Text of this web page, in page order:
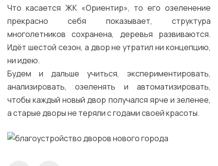
Что касается ЖК «Ориентир», то его озеленение
прекрасно себя показывает, структура
многолетников сохранена, деревья развиваются.
Идёт шестой сезон, а двор не утратил ни концепцию,
ни идею.
Будем и дальше учиться, экспериментировать,
анализировать, озеленять и автоматизировать,
чтобы каждый новый двор получался ярче и зеленее,
а старые дворы не теряли с годами своей красоты.